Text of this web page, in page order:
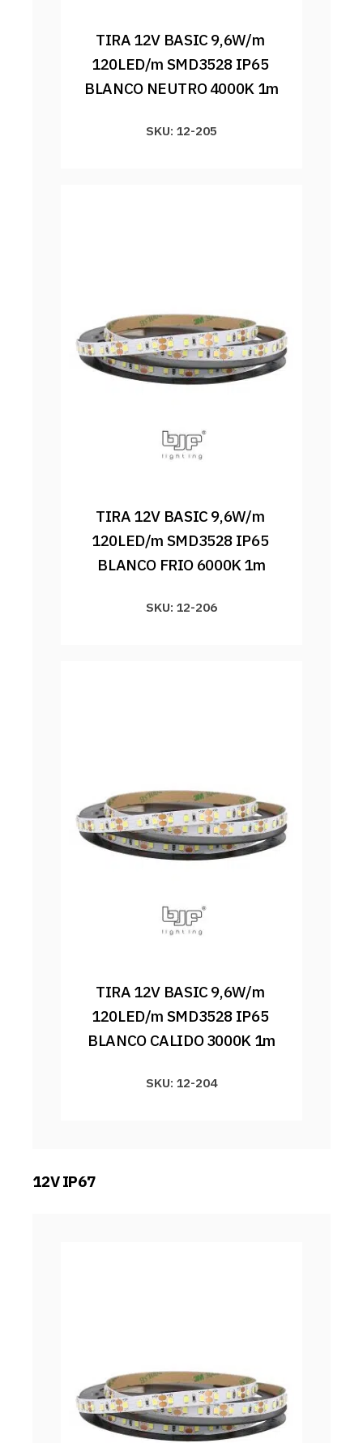
TIRA 12V BASIC 9,6W/m
120LED/m SMD3528 IP65
BLANCO NEUTRO 4000K 1m
SKU: 12-205
TIRA 12V BASIC 9,6W/m
120LED/m SMD3528 IP65
BLANCO FRIO 6000K 1m
SKU: 12-206
TIRA 12V BASIC 9,6W/m
120LED/m SMD3528 IP65
BLANCO CALIDO 3000K 1m
SKU: 12-204
12V IP67